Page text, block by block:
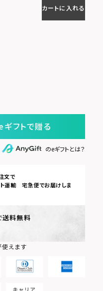
カートに入れる
フトで贈る
のeギフトとは？
文で
ト運輸 宅急便でお届けしま
送料無料
使えます